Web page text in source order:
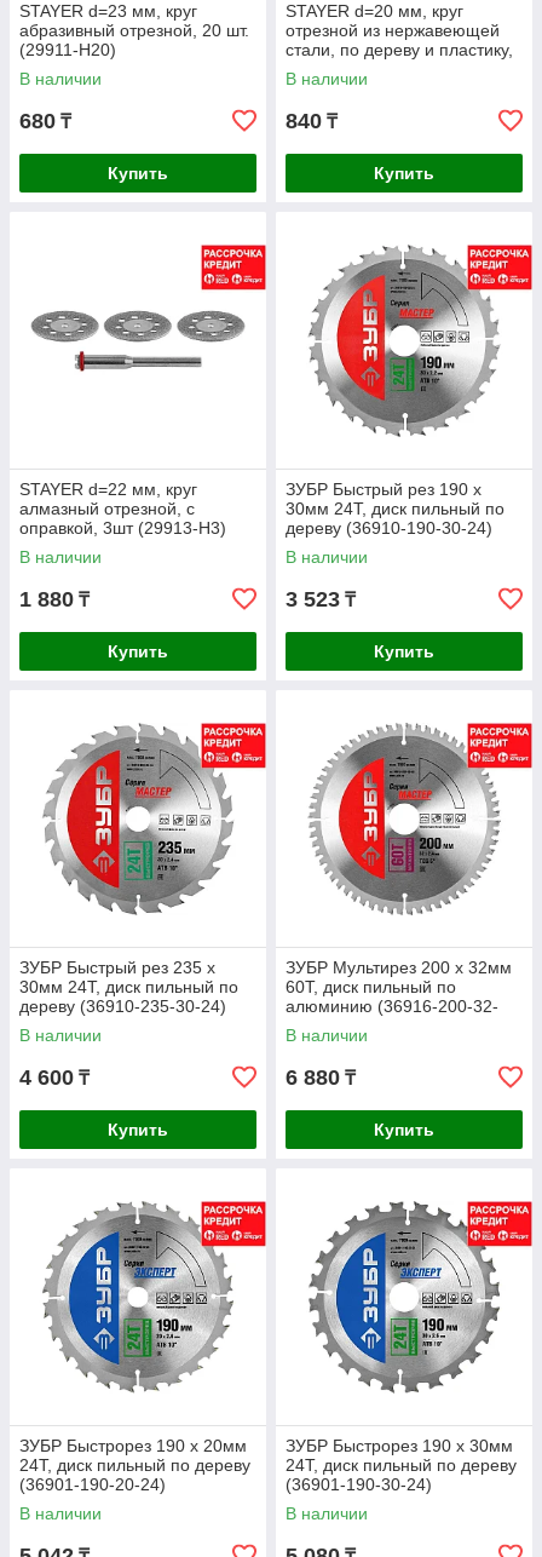
STAYER d=23 мм, круг
абразивный отрезной, 20 шт.
(29911-H20)
В наличии
680 ₸
Купить
STAYER d=20 мм, круг
отрезной из нержавеющей
стали, по дереву и пластику,
с оправкой, 3шт (29912-H3)
В наличии
840 ₸
Купить
STAYER d=22 мм, круг
алмазный отрезной, с
оправкой, 3шт (29913-H3)
В наличии
1 880 ₸
Купить
ЗУБР Быстрый рез 190 x
30мм 24Т, диск пильный по
дереву (36910-190-30-24)
В наличии
3 523 ₸
Купить
ЗУБР Быстрый рез 235 x
30мм 24Т, диск пильный по
дереву (36910-235-30-24)
В наличии
4 600 ₸
Купить
ЗУБР Мультирез 200 x 32мм
60Т, диск пильный по
алюминию (36916-200-32-
60)
В наличии
6 880 ₸
Купить
ЗУБР Быстрорез 190 x 20мм
24Т, диск пильный по дереву
(36901-190-20-24)
В наличии
ЗУБР Быстрорез 190 x 30мм
24Т, диск пильный по дереву
(36901-190-30-24)
В наличии